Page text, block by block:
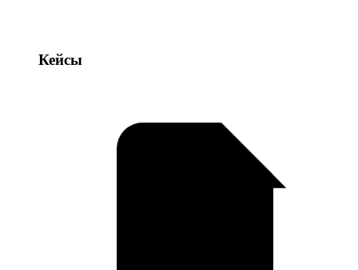
Кейсы
Кейсы